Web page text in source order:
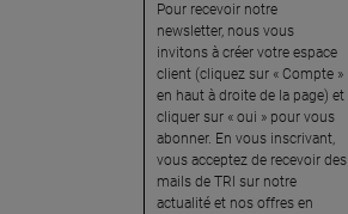
Pour recevoir notre
newsletter, nous vous
invitons à créer votre espace
client (cliquez sur « Compte »
en haut à droite de la page) et
cliquer sur « oui » pour vous
abonner. En vous inscrivant,
vous acceptez de recevoir des
mails de TRI sur notre
actualité et nos offres en